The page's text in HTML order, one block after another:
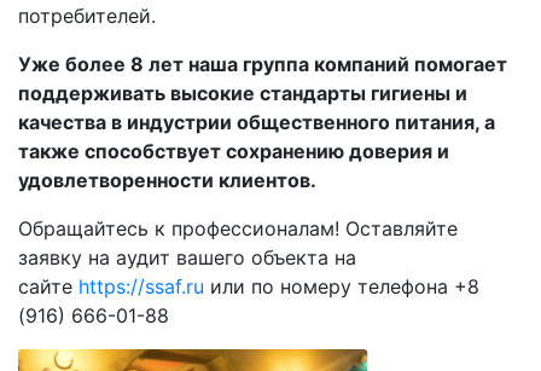
потребителей.
Уже более 8 лет наша группа компаний помогает
поддерживать высокие стандарты гигиены и
качества в индустрии общественного питания, а
также способствует сохранению доверия и
удовлетворенности клиентов.
Обращайтесь к профессионалам! Оставляйте
заявку на аудит вашего объекта на
сайте https://ssaf.ru или по номеру телефона +8
(916) 666-01-88